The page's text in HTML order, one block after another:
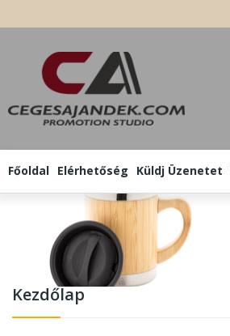
Főoldal Elérhetőség Küldj Üzenetet
Kezdőlap